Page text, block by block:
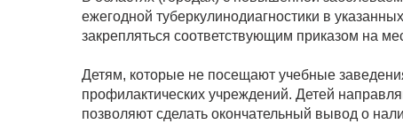
ежегодной туберкулинодиагностики в
закрепляться соответствующим приказом на
Детям, которые не посещают учебные
профилактических учреждений. Детей
позволяют сделать окончательный вывод о